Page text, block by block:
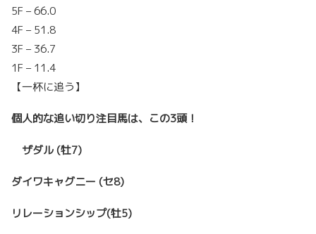
5F – 66.0
4F – 51.8
3F – 36.7
1F – 11.4
【一杯に追う】
個人的な追い切り注目馬は、この3頭！
ザダル (牡7)
ダイワキャグニー (セ8)
リレーションシップ(牡5)